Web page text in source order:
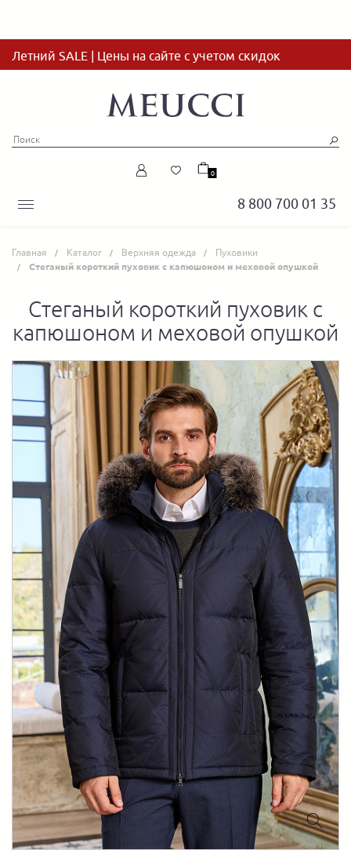
Летний SALE | Цены на сайте с учетом скидок
8 800 700 01 35
0
Главная Каталог Верхняя одежда Пуховики
Cтеганый короткий пуховик с капюшоном и меховой опушкой
Cтеганый короткий пуховик с
капюшоном и меховой опушкой